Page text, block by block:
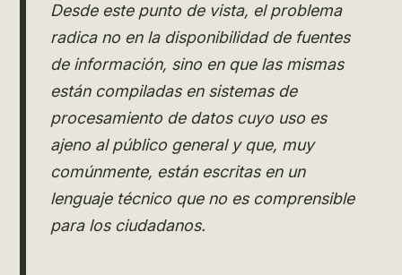
Desde este punto de vista, el problema
radica no en la disponibilidad de fuentes
de información, sino en que las mismas
están compiladas en sistemas de
procesamiento de datos cuyo uso es
ajeno al público general y que, muy
comúnmente, están escritas en un
lenguaje técnico que no es comprensible
para los ciudadanos.